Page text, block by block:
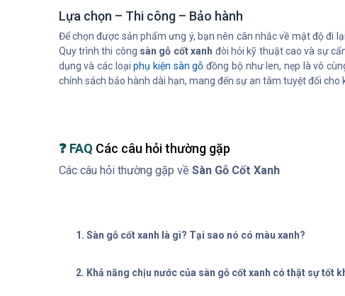
Lựa chọn – Thi công – Bảo hành
Để chọn được sản phẩm ưng ý, bạn nên cân nhắc về mật độ đi
Quy trình thi công sàn gỗ cốt xanh đòi hỏi kỹ thuật cao và sự
dụng và các loạiphụ kiện sàn gỗ đồng bộ như len, nẹp là vô
chính sách bảo hành dài hạn, mang đến sự an tâm tuyệt đối cho
❓ FAQ Các câu hỏi thường gặp
Các câu hỏi thường gặp về Sàn Gỗ Cốt Xanh
1. Sàn gỗ cốt xanh là gì? Tại sao nó có màu xanh?
2. Khả năng chịu nước của sàn gỗ cốt xanh có thật sự tốt